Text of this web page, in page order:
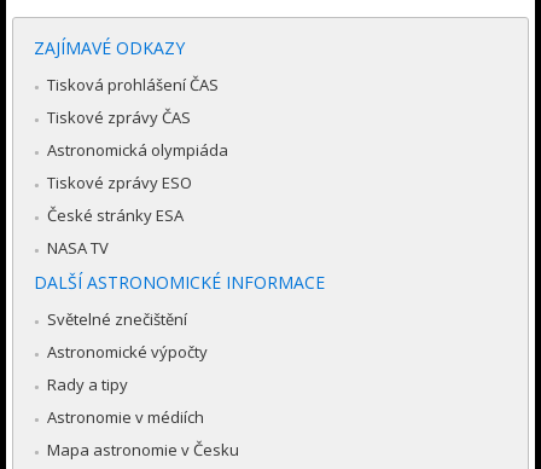
ZAJÍMAVÉ ODKAZY
Tisková prohlášení ČAS
Tiskové zprávy ČAS
Astronomická olympiáda
Tiskové zprávy ESO
České stránky ESA
NASA TV
DALŠÍ ASTRONOMICKÉ INFORMACE
Světelné znečištění
Astronomické výpočty
Rady a tipy
Astronomie v médiích
Mapa astronomie v Česku